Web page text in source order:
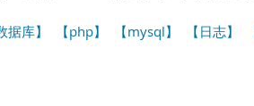
据库】 【php】 【mysql】 【日志】